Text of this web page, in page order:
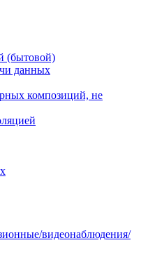
(бытовой)
данных
композиций, не
видеонаблюдения/